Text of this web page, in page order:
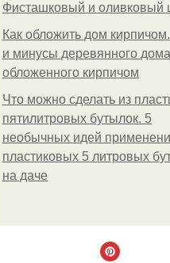
Фисташковый и оливковый
Как обложить дом
и минусы деревянного
обложенного кирпичом
Что можно сделать из
пятилитровых бутылок. 5
необычных идей
пластиковых 5 литровых
на даче